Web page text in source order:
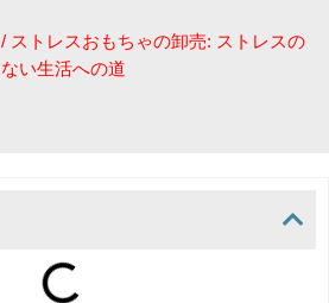
/ ストレスおもちゃの卸売: ストレスの
ない生活への道